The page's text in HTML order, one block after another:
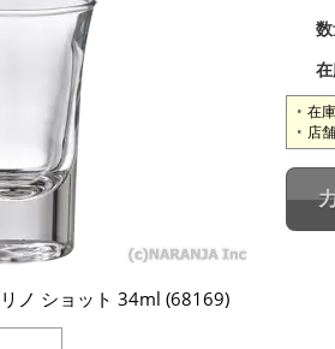
ノ ショット 34ml (68169)
在
店